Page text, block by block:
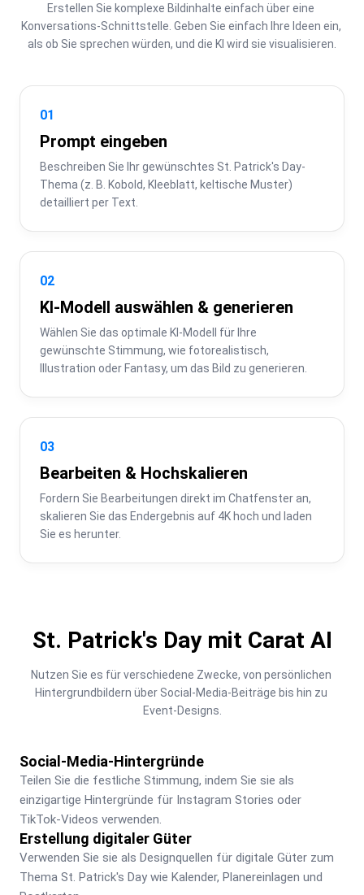
Erstellen Sie komplexe Bildinhalte einfach über eine
Konversations-Schnittstelle. Geben Sie einfach Ihre Ideen ein,
als ob Sie sprechen würden, und die KI wird sie visualisieren.
01
Prompt eingeben
Beschreiben Sie Ihr gewünschtes St. Patrick's Day-
Thema (z. B. Kobold, Kleeblatt, keltische Muster)
detailliert per Text.
02
KI-Modell auswählen & generieren
Wählen Sie das optimale KI-Modell für Ihre
gewünschte Stimmung, wie fotorealistisch,
Illustration oder Fantasy, um das Bild zu generieren.
03
Bearbeiten & Hochskalieren
Fordern Sie Bearbeitungen direkt im Chatfenster an,
skalieren Sie das Endergebnis auf 4K hoch und laden
Sie es herunter.
St. Patrick's Day mit Carat AI
Nutzen Sie es für verschiedene Zwecke, von persönlichen
Hintergrundbildern über Social-Media-Beiträge bis hin zu
Event-Designs.
Social-Media-Hintergründe
Teilen Sie die festliche Stimmung, indem Sie sie als
einzigartige Hintergründe für Instagram Stories oder
TikTok-Videos verwenden.
Erstellung digitaler Güter
Verwenden Sie sie als Designquellen für digitale Güter zum
Thema St. Patrick's Day wie Kalender, Planereinlagen und